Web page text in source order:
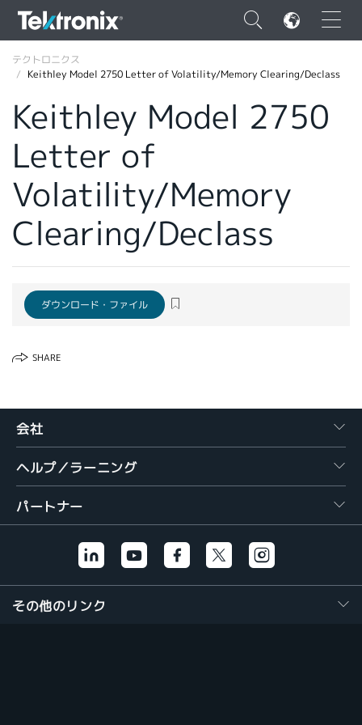
×
ENGLISH
FRANÇAIS
DEUTSCH
日本語
テクトロニクス
Keithley Model 2750 Letter of Volatility/Memory Clearing/Declass
Keithley Model 2750
Letter of
Volatility/Memory
Clearing/Declass
ダウンロード・ファイル
SHARE
会社
ヘルプ／ラーニング
パートナー
その他のリンク